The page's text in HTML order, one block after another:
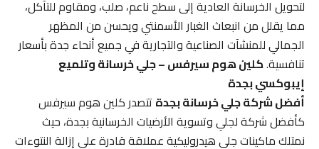
لتحويل الخرسانة العادية إلى سطح ناعم، صلب، ومقاوم للتآكل،
مما يقلل من انبعاث الغبار الأسمنتي ويحسن من المظهر
الجمالي للمنشآت الصناعية والتجارية في جميع أنحاء جدة بأسعار
تنافسية.كلين هوم سيرفس – جلي خرسانة وتلميع
إيبوكسي بجدة
أفضل شركة جلي خرسانة بجدةتتصدر كلين هوم سيرفس
كأفضل شركة لجلي وتسوية الأرضيات الخرسانية بجدة، حيث
نمتلك ماكينات جلي هيدروليكية عملاقة قادرة على إزالة النتوءات